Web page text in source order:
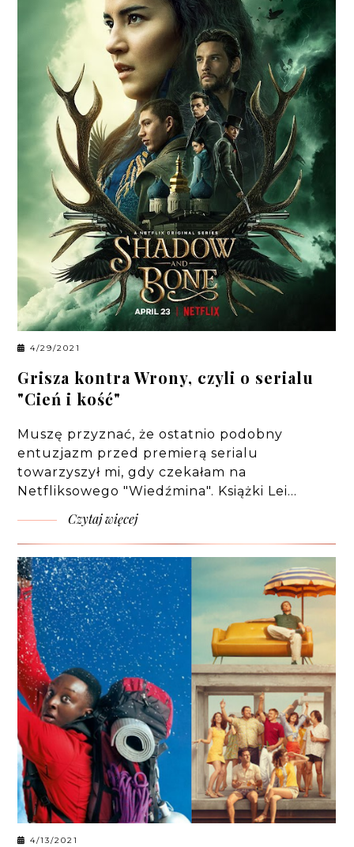
4/29/2021
Grisza kontra Wrony, czyli o serialu
"Cień i kość"
Muszę przyznać, że ostatnio podobny
entuzjazm przed premierą serialu
towarzyszył mi, gdy czekałam na
Netfliksowego "Wiedźmina". Książki Lei…
Czytaj więcej
4/13/2021